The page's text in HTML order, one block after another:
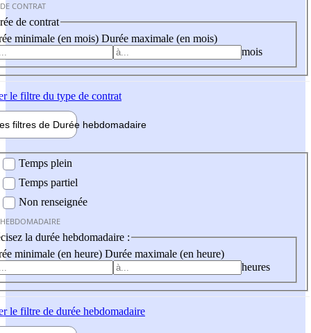
CONTRAT
de contrat
minimale (en mois) Durée maximale (en mois)
mois
le filtre du type de contrat
filtres de Durée hebdomadaire
Temps plein
Temps partiel
Non renseignée
la durée hebdomadaire :
minimale (en heure) Durée maximale (en heure)
heures
le filtre de durée hebdomadaire